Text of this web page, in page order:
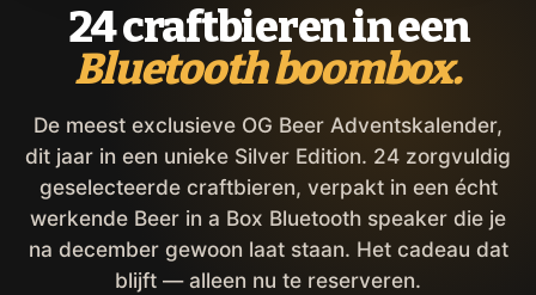
24 craftbieren in een
Bluetooth boombox.
De meest exclusieve OG Beer Adventskalender,
dit jaar in een unieke Silver Edition. 24 zorgvuldig
geselecteerde craftbieren, verpakt in een écht
werkende Beer in a Box Bluetooth speaker die je
na december gewoon laat staan. Het cadeau dat
blijft — alleen nu te reserveren.